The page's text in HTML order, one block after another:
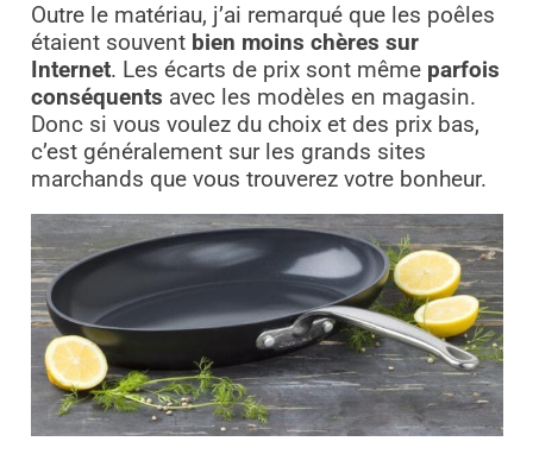
Outre le matériau, j’ai remarqué que les poêles
étaient souvent bien moins chères sur
Internet. Les écarts de prix sont même parfois
conséquents avec les modèles en magasin.
Donc si vous voulez du choix et des prix bas,
c’est généralement sur les grands sites
marchands que vous trouverez votre bonheur.